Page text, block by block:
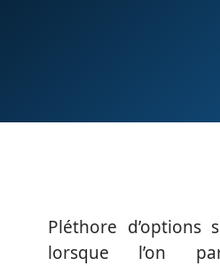
Pléthore d’options
lorsque l’on